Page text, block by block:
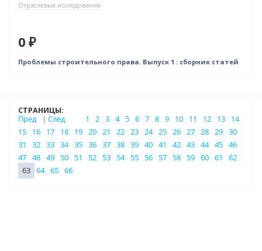
Отраслевые исследования
0 ₽
Проблемы строительного права. Выпуск 1 : сборник статей
СТРАНИЦЫ:
Пред
| След 1 2 3 4 5 6 7 8 9 10 11 12 13
14
15
16 17 18 19 20 21 22 23 24 25 26 27 28 29 30
31
32 33 34 35 36 37 38 39 40 41 42 43 44 45 46
47 48 49 50 51 52 53 54 55 56 57 58 59 60 61
62
63 64 65 66